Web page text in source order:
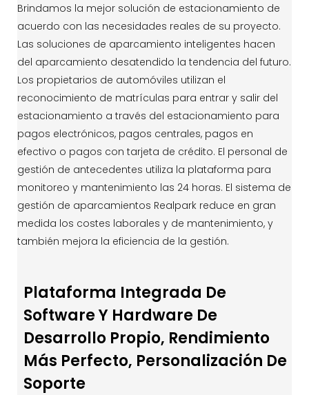
Brindamos la mejor solución de estacionamiento de
acuerdo con las necesidades reales de su proyecto.
Las soluciones de aparcamiento inteligentes hacen
del aparcamiento desatendido la tendencia del futuro.
Los propietarios de automóviles utilizan el
reconocimiento de matrículas para entrar y salir del
estacionamiento a través del estacionamiento para
pagos electrónicos, pagos centrales, pagos en
efectivo o pagos con tarjeta de crédito. El personal de
gestión de antecedentes utiliza la plataforma para
monitoreo y mantenimiento las 24 horas. El sistema de
gestión de aparcamientos Realpark reduce en gran
medida los costes laborales y de mantenimiento, y
también mejora la eficiencia de la gestión.
Plataforma Integrada De
Software Y Hardware De
Desarrollo Propio, Rendimiento
Más Perfecto, Personalización De
Soporte